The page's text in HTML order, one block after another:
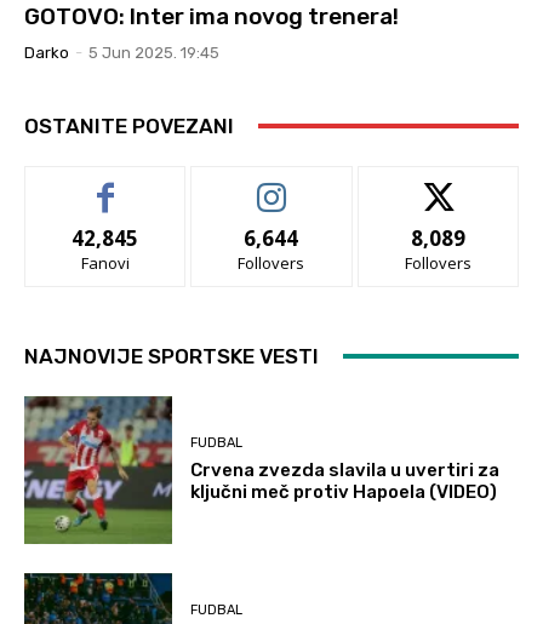
GOTOVO: Inter ima novog trenera!
Darko - 5 Jun 2025. 19:45
OSTANITE POVEZANI
42,845
Fanovi
6,644
Follovers
8,089
Follovers
NAJNOVIJE SPORTSKE VESTI
FUDBAL
Crvena zvezda slavila u uvertiri za
ključni meč protiv Hapoela (VIDEO)
FUDBAL